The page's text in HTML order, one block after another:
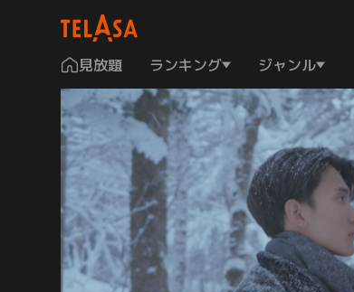
見放題 ランキング ジャンル